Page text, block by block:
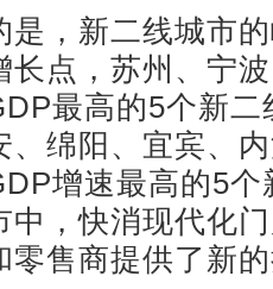
，新二线城市的
长点，苏州、宁
最高的5个新
、绵阳、宜宾、
增速最高的5
中，快消现代化
零售商提供了新